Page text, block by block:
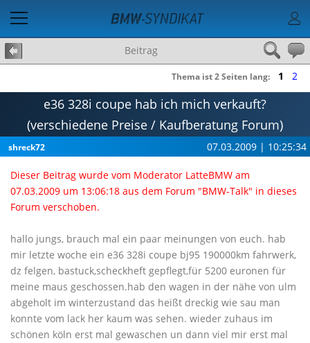
Beitrag
Thema ist 2 Seiten lang: 1 2
e36 328i coupe hab ich mich verkauft?
(verschiedene Preise / Kaufberatung Forum)
shreck72 07.03.2009 | 10:25:34
Dieser Beitrag wurde vom Moderator LatteBMW am
07.03.2009 um 13:06:18 aus dem Forum "BMW-Talk" in dieses
Forum verschoben.
hallo jungs, brauch mal ein paar meinungen von euch. hab
mir letzte woche ein e36 328i coupe bj95 190000km fahrwerk,
dz felgen, bastuck,scheckheft gepflegt,für 5200 euronen für
meine maus geschossen.hab den wagen in der nähe von ulm
abgeholt im winterzustand das heißt dreckig wie sau man
konnte vom lack her kaum was sehen. wieder zuhaus im
schönen köln erst mal gewaschen un dann viel mir erst mal